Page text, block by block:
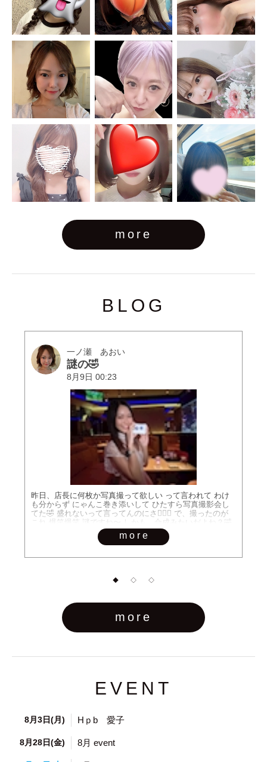
more
BLOG
一ノ瀬 あおい
謎の🤣
8月9日 00:23
昨日、店長に何枚か写真撮って欲しい って言われて わけ
も分からず にゃんこ巻き添いして ひたすら写真撮影会し
てた🤣 盛れないって言ってんのにさ💁🏻‍♀️ で、撮ったのが
これ 爆笑爆笑 謎ですね〜 しかも、合成みたいだよね？🤣
ポーズってムズすぎ 正解わかんないけど とりあえず店長
に送っといた🤣 なんのための写真なんだろ 爆笑 シークラ
more
◆ ◇ ◇
more
EVENT
8月3日(月) Hｐb 愛子
8月28日(金) 8月 event